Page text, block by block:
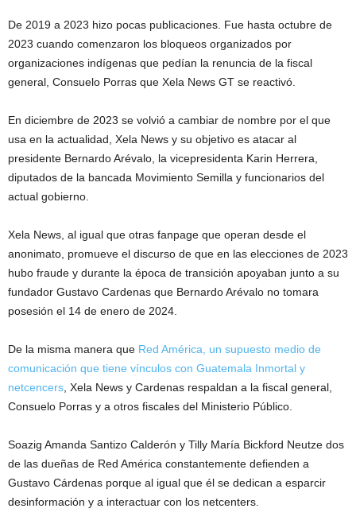
De 2019 a 2023 hizo pocas publicaciones. Fue hasta octubre de
2023 cuando comenzaron los bloqueos organizados por
organizaciones indígenas que pedían la renuncia de la fiscal
general, Consuelo Porras que Xela News GT se reactivó.
En diciembre de 2023 se volvió a cambiar de nombre por el que
usa en la actualidad, Xela News y su objetivo es atacar al
presidente Bernardo Arévalo, la vicepresidenta Karin Herrera,
diputados de la bancada Movimiento Semilla y funcionarios del
actual gobierno.
Xela News, al igual que otras fanpage que operan desde el
anonimato, promueve el discurso de que en las elecciones de 2023
hubo fraude y durante la época de transición apoyaban junto a su
fundador Gustavo Cardenas que Bernardo Arévalo no tomara
posesión el 14 de enero de 2024.
De la misma manera que Red América, un supuesto medio de
comunicación que tiene vínculos con Guatemala Inmortal y
netcencers , Xela News y Cardenas respaldan a la fiscal general,
Consuelo Porras y a otros fiscales del Ministerio Público.
Soazig Amanda Santizo Calderón y Tilly María Bickford Neutze dos
de las dueñas de Red América constantemente defienden a
Gustavo Cárdenas porque al igual que él se dedican a esparcir
desinformación y a interactuar con los netcenters.